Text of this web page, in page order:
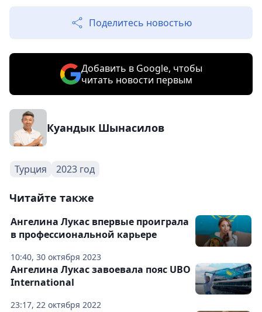
Поделитесь новостью
Добавить в Google, чтобы
читать новости первым
Куандык Шынасилов
Турция 2023 год
Читайте также
10:40, 30 октября 2023
Ангелина Лукас впервые проиграла
в профессиональной карьере
23:17, 22 октября 2022
Ангелина Лукас завоевала пояс UBO
International